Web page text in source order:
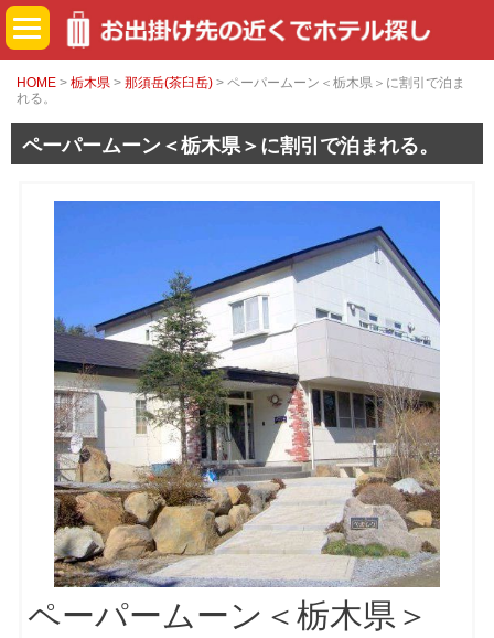
HOME > 栃木県 > 那須岳(茶臼岳) > ペーパームーン＜栃木県＞に割引で泊ま
れる。
ペーパームーン＜栃木県＞に割引で泊まれる。
ペーパームーン＜栃木県＞